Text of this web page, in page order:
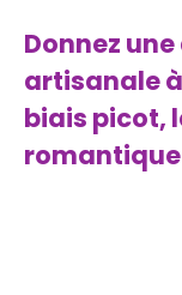
Donnez
artisanale
biais picot,